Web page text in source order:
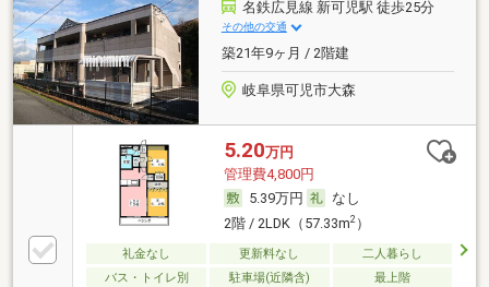
名鉄広見線 新可児駅 徒歩25分
その他の交通
築21年9ヶ月 / 2階建
岐阜県可児市大森
5.20万円
管理費4,800円
5.39万円
なし
2階 / 2LDK（57.33m2）
礼金なし 更新料なし
二人暮らし
バス・トイレ別
駐車場(近隣含) 最上階